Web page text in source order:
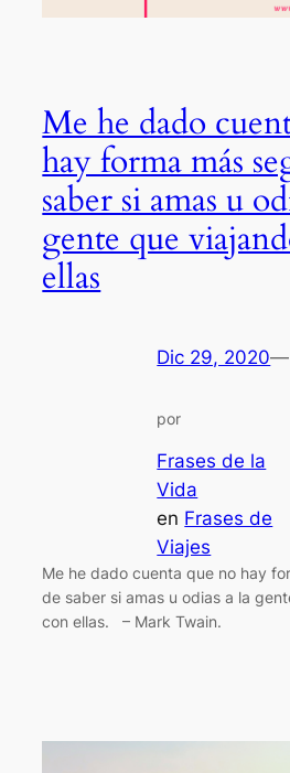
Me he dado
hay forma más
saber si amas u
gente que
ellas
Dic 29, 2020—
por
Frases de la
Vida
en Frases de
Viajes
Me he dado cuenta que no hay
de saber si amas u odias a la
con ellas. – Mark Twain.